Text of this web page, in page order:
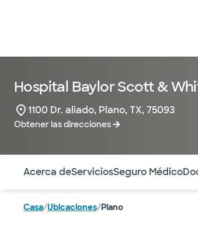
Hospital Baylor Scott &
1100 Dr. aliado, Plano, TX, 75093
Obtener las direcciones
Acerca deServiciosSeguro Médico
Casa/Ubicaciones/Plano